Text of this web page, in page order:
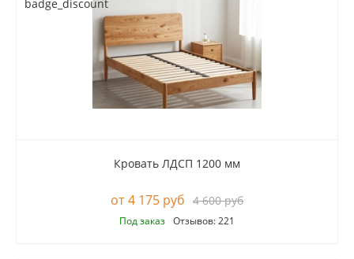
Кровать ЛДСП 1200 мм
4 175 руб 4 600 руб
Под заказ Отзывов: 221